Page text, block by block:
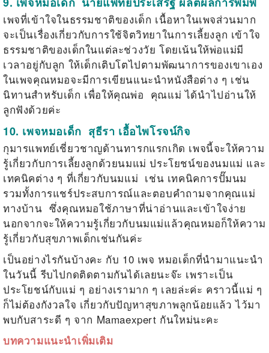
เพจที่เข้าใจในธรรมชาติของเด็ก เนื้อหาในเพจส่วนมาก
จะเป็นเรื่องเกี่ยวกับการใช้จิตวิทยาในการเลี้ยงลูก เข้าใจ
ธรรมชาติของเด็กในแต่ละช่วงวัย โดยเน้นให้พ่อแม่มี
เวลาอยู่กับลูก ให้เด็กเติบโตไปตามพัฒนาการของเขาเอง
ในเพจคุณหมอจะมีการเขียนแนะนำหนังสือต่าง ๆ เช่น
นิทานสำหรับเด็ก เพื่อให้คุณพ่อ คุณแม่ ได้นำไปอ่านให้
ลูกฟังด้วยค่ะ
10. เพจหมอเด็ก สุธีรา เอื้อไพโรจน์กิจ
กุมารแพทย์เชี่ยวชาญด้านทารกแรกเกิด เพจนี้จะให้ความ
รู้เกี่ยวกับการเลี้ยงลูกด้วยนมแม่ ประโยชน์ของนมแม่ และ
เทคนิคต่าง ๆ ที่เกี่ยวกับนมแม่ เช่น เทคนิคการปั๊มนม
รวมทั้งการแชร์ประสบการณ์และตอบคำถามจากคุณแม่
ทางบ้าน ซึ่งคุณหมอใช้ภาษาที่น่าอ่านและเข้าใจง่าย
นอกจากจะให้ความรู้เกี่ยวกับนมแม่แล้วคุณหมอก็ให้ความ
รู้เกี่ยวกับสุขภาพเด็กเช่นกันค่ะ
เป็นอย่างไรกันบ้างคะ กับ 10 เพจ หมอเด็กที่นำมาแนะนำ
ในวันนี้ รีบไปกดติดตามกันได้เลยนะจ๊ะ เพราะเป็น
ประโยชน์กับแม่ ๆ อย่างเรามาก ๆ เลยล่ะค่ะ คราวนี้แม่ ๆ
ก็ไม่ต้องกังวลใจ เกี่ยวกับปัญหาสุขภาพลูกน้อยแล้ว ไว้มา
พบกับสาระดี ๆ จาก Mamaexpert กันใหม่นะคะ
บทความแนะนำเพิ่มเติม